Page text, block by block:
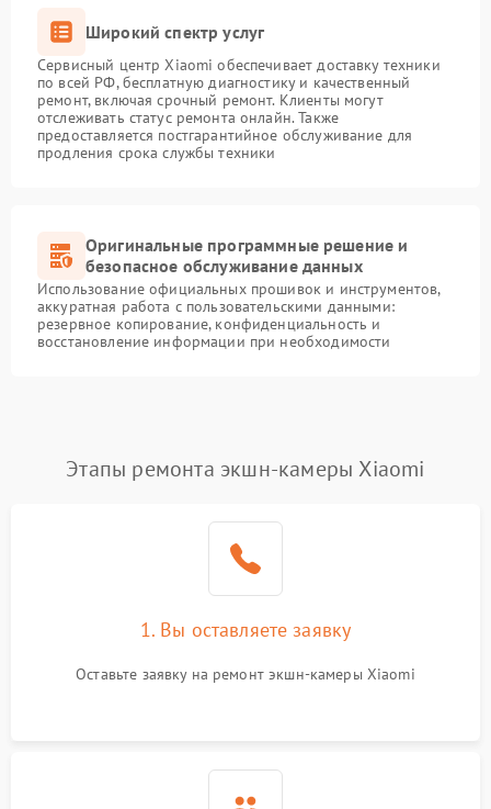
Широкий спектр услуг
Сервисный центр Xiaomi обеспечивает доставку техники
по всей РФ, бесплатную диагностику и качественный
ремонт, включая срочный ремонт. Клиенты могут
отслеживать статус ремонта онлайн. Также
предоставляется постгарантийное обслуживание для
продления срока службы техники
Оригинальные программные решение и
безопасное обслуживание данных
Использование официальных прошивок и инструментов,
аккуратная работа с пользовательскими данными:
резервное копирование, конфиденциальность и
восстановление информации при необходимости
Этапы ремонта экшн-камеры Xiaomi
1. Вы оставляете заявку
Оставьте заявку на ремонт экшн-камеры Xiaomi